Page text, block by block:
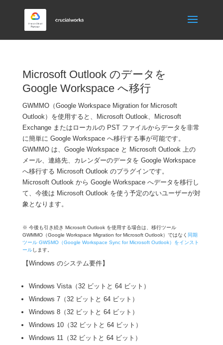
Microsoft Outlook のデータを
Google Workspace へ移行
GWMMO（Google Workspace Migration for Microsoft
Outlook）を使用すると、Microsoft Outlook、Microsoft
Exchange またはローカルの PST ファイルからデータを非常
に簡単に Google Workspace へ移行する事が可能です。
GWMMO は、Google Workspace と Microsoft Outlook 上の
メール、連絡先、カレンダーのデータを Google Workspace
へ移行する Microsoft Outlook のプラグインです。
Microsoft Outlook から Google Workspace へデータを移行し
て、今後は Microsoft Outlook を使う予定のないユーザーが対
象となります。
※ 今後も引き続き Microsoft Outlook を使用する場合は、移行ツール
GWMMO（Google Workspace Migration for Microsoft Outlook）ではなく 同期
ツール GWSMO（Google Workspace Sync for Microsoft Outlook）をインスト
ールします。
【Windows のシステム要件】
Windows Vista（32 ビットと 64 ビット）
Windows 7（32 ビットと 64 ビット）
Windows 8（32 ビットと 64 ビット）
Windows 10（32 ビットと 64 ビット）
Windows 11（32 ビットと 64 ビット）